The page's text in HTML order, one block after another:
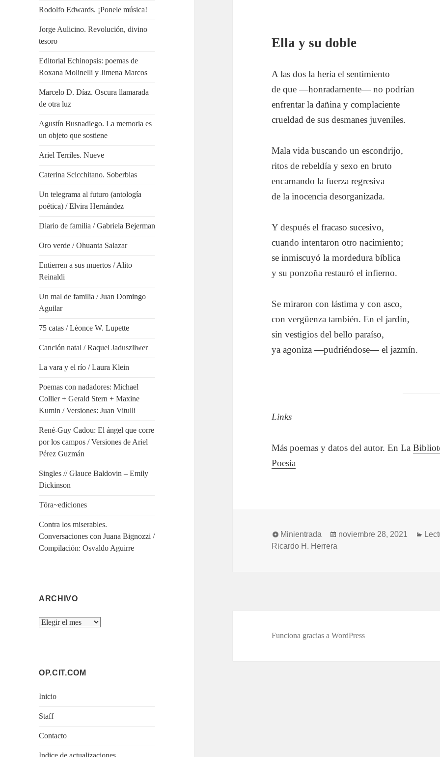
Rodolfo Edwards. ¡Ponele música!
Jorge Aulicino. Revolución, divino
tesoro
Editorial Echinopsis: poemas de
Roxana Molinelli y Jimena Marcos
Marcelo D. Díaz. Oscura llamarada
de otra luz
Agustín Busnadiego. La memoria es
un objeto que sostiene
Ariel Terriles. Nueve
Caterina Scicchitano. Soberbias
Un telegrama al futuro (antología
poética) / Elvira Hernández
Diario de familia / Gabriela Bejerman
Oro verde / Ohuanta Salazar
Entierren a sus muertos / Alito
Reinaldi
Un mal de familia / Juan Domingo
Aguilar
75 catas / Léonce W. Lupette
Canción natal / Raquel Jaduszliwer
La vara y el río / Laura Klein
Poemas con nadadores: Michael
Collier + Gerald Stern + Maxine
Kumin / Versiones: Juan Vitulli
René-Guy Cadou: El ángel que corre
por los campos / Versiones de Ariel
Pérez Guzmán
Singles // Glauce Baldovin – Emily
Dickinson
Tōra~ediciones
Contra los miserables.
Conversaciones con Juana Bignozzi /
Compilación: Osvaldo Aguirre
ARCHIVO
Archivo
OP.CIT.COM
Inicio
Staff
Contacto
Ella y su doble
A las dos la hería el sentimiento
de que —honradamente— no podrían
enfrentar la dañina y complaciente
crueldad de sus desmanes juveniles.
Mala vida buscando un escondrijo,
ritos de rebeldía y sexo en bruto
encarnando la fuerza regresiva
de la inocencia desorganizada.
Y después el fracaso sucesivo,
cuando intentaron otro nacimiento;
se inmiscuyó la mordedura bíblica
y su ponzoña restauró el infierno.
Se miraron con lástima y con asco,
con vergüenza también. En el jardín,
sin vestigios del bello paraíso,
ya agoniza —pudriéndose— el jazmín.
Links
Más poemas y datos del autor. En La
Poesía
Formato
Minientrada
Publicado
noviembre 28, 2021
Ricardo H. Herrera
Funciona gracias a WordPress